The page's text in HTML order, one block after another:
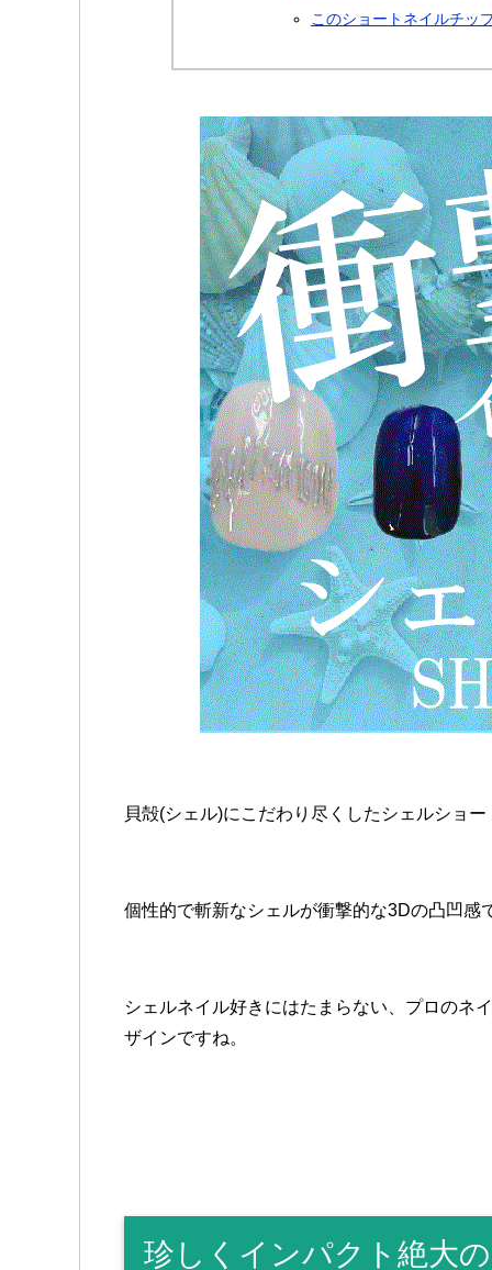
このショートネイルチッ
貝殻(シェル)にこだわり尽くしたシェルショ
個性的で斬新なシェルが衝撃的な3Dの凸凹感
シェルネイル好きにはたまらない、プロのネ
ザインですね。
珍しくインパクト絶大